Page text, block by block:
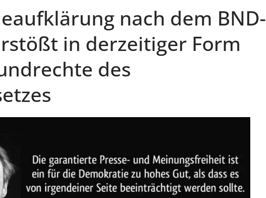
nach dem BND-
in derzeitiger Form
des